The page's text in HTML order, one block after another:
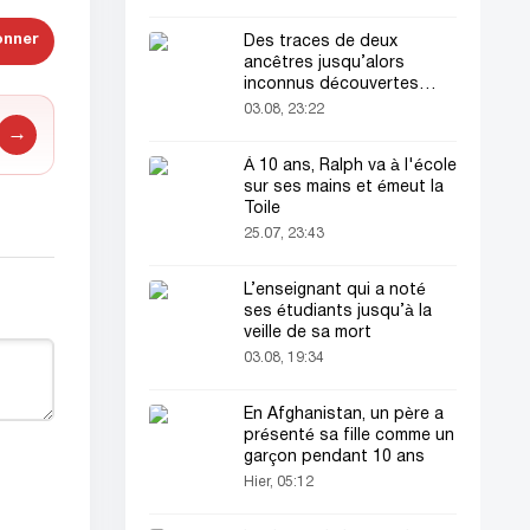
→
Des traces de deux
ancêtres jusqu’alors
inconnus découvertes
dans l’ADN humain
03.08, 23:22
À 10 ans, Ralph va à l'école
sur ses mains et émeut la
Toile
25.07, 23:43
L’enseignant qui a noté
ses étudiants jusqu’à la
veille de sa mort
03.08, 19:34
En Afghanistan, un père a
présenté sa fille comme un
garçon pendant 10 ans
Hier, 05:12